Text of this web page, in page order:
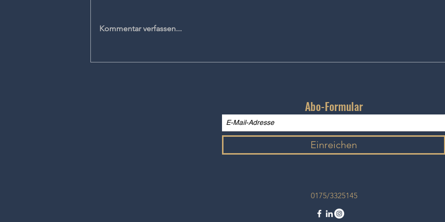
Warum Sie die 4
Kultur in einem Unternehmen
Ist
Kommentar verfassen...
Abo-Formular
Einreichen
0175/3325145